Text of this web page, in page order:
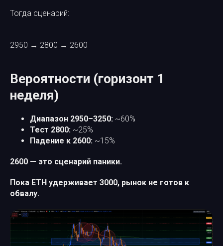
Тогда сценарий:
2950 → 2800 → 2600
Вероятности (горизонт 1
неделя)
Диапазон 2950–3250: ~60%
Тест 2800: ~25%
Падение к 2600: ~15%
2600 — это сценарий паники.
Пока ETH удерживает 3000, рынок не готов к
обвалу.